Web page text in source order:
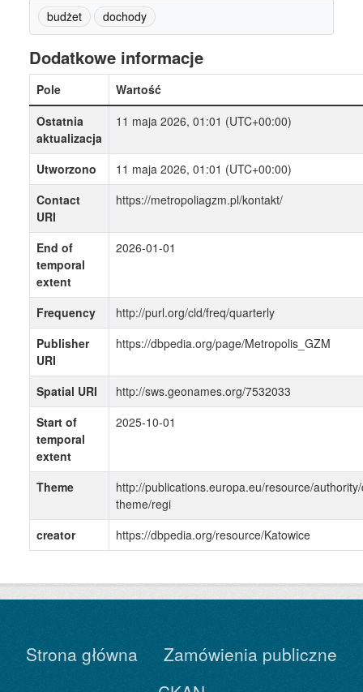
budżet dochody
Dodatkowe informacje
Pole
Wartość
Ostatnia
aktualizacja
11 maja 2026, 01:01 (UTC+00:00)
Utworzono
11 maja 2026, 01:01 (UTC+00:00)
Contact
URI
https://metropoliagzm.pl/kontakt/
End of
temporal
extent
2026-01-01
Frequency
http://purl.org/cld/freq/quarterly
Publisher
URI
https://dbpedia.org/page/Metropolis_GZM
Spatial URI
http://sws.geonames.org/7532033
Start of
temporal
extent
2025-10-01
Theme
http://publications.europa.eu/resource/
theme/regi
creator
https://dbpedia.org/resource/Katowice
Strona główna
Zamówienia publiczne